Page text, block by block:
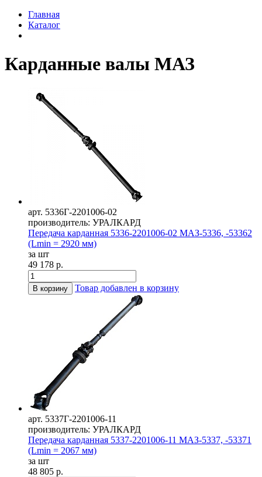
Главная
Каталог
Карданные валы МАЗ
арт. 5336Г-2201006-02
производитель: УРАЛКАРД
Передача карданная 5336-2201006-02 МАЗ-5336, -53362
(Lmin = 2920 мм)
за шт
49 178 р.
В корзину Товар добавлен в корзину
арт. 5337Г-2201006-11
производитель: УРАЛКАРД
Передача карданная 5337-2201006-11 МАЗ-5337, -53371
(Lmin = 2067 мм)
за шт
48 805 р.